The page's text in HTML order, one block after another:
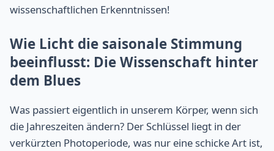
wissenschaftlichen Erkenntnissen!
Wie Licht die saisonale Stimmung
beeinflusst: Die Wissenschaft hinter
dem Blues
Was passiert eigentlich in unserem Körper, wenn sich
die Jahreszeiten ändern? Der Schlüssel liegt in der
verkürzten Photoperiode, was nur eine schicke Art ist,